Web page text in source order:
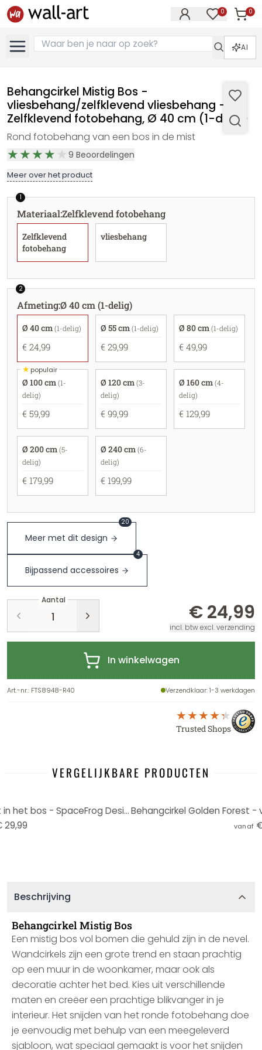
0 0
AI
Behangcirkel Mistig Bos -
vliesbehang/zelfklevend vliesbehang -
Zelfklevend fotobehang, Ø 40 cm (1-delig)
Rond fotobehang van een bos in de mist
9 Beoordelingen
Meer over het product
1
Materiaal:Zelfklevend fotobehang
Zelfklevend
fotobehang
vliesbehang
2
Afmeting:Ø 40 cm (1-delig)
Ø 40 cm (1-delig)
€ 24,99
Ø 55 cm (1-delig)
€ 29,99
Ø 80 cm (1-delig)
€ 49,99
★populair
Ø 100 cm (1-
delig)
€ 59,99
Ø 120 cm (3-
delig)
€ 99,99
Ø 160 cm (4-
delig)
€ 129,99
Ø 200 cm (5-
delig)
€ 179,99
Ø 240 cm (6-
delig)
€ 199,99
Meer met dit design
20
Bijpassend accessoires
4
Aantal
€ 24,99
incl. btw excl. verzending
In winkelwagen
Art.-nr.: FTS8948-R40 Verzendklaar: 1-3 werkdagen
Trusted Shops
VERGELIJKBARE PRODUCTEN
Behangcirkel Mysterieuze mist in het bos - SpaceFrog Designs - vliesbehang/zelfklevend vliesbehang
29,99
vanaf
Beschrijving
Behangcirkel Mistig Bos
Een mistig bos vol bomen die gehuld zijn in de nevel.
Wandcirkels zijn een grote trend en staan prachtig
op een muur in de woonkamer, maar ook als
decoratie achter het bed. Kies uit verschillende
maten en creëer een prachtige blikvanger in je
interieur. Het snijden van het ronde fotobehang doe
je eenvoudig met behulp van een meegeleverd
sjabloon, wat speciaal gemaakt is voor het snijden